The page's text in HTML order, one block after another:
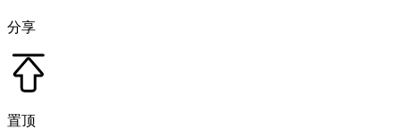
分享
置顶